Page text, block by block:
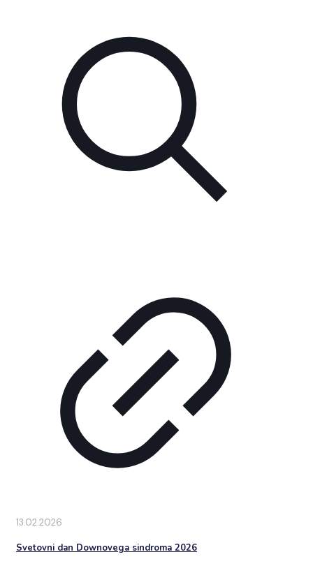
13.02.2026
Svetovni dan Downovega sindroma 2026